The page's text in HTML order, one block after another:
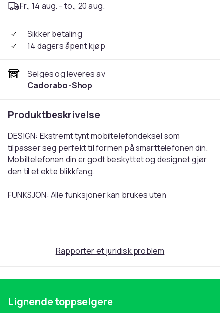
Fr., 14 aug. - to., 20 aug.
Sikker betaling
14 dagers åpent kjøp
Selges og leveres av
Cadorabo-Shop
Produktbeskrivelse
DESIGN: Ekstremt tynt mobiltelefondeksel som
tilpasser seg perfekt til formen på smarttelefonen din.
Mobiltelefonen din er godt beskyttet og designet gjør
den til et ekte blikkfang.
FUNKSJON: Alle funksjoner kan brukes uten
behandlingen av dette etuiet for å gjøre
mulig.
Rapporter et juridisk problem
Lignende toppselgere